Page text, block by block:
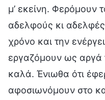
μ’ εκείνη. Φερόμουν
αδελφούς κι
χρόνο και την
εργαζόμουν ως αργά
καλά. Ένιωθα ότι
αφοσιωνόμουν στο